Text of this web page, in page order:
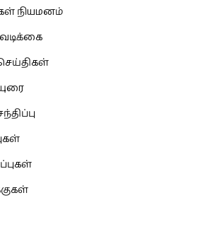
நியமனம்
செய்திகள்